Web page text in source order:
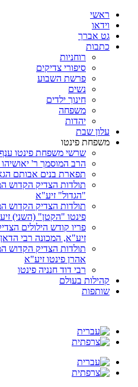
ראשי
וידאו
גט אברך
כתבות
רוחניות
סיפורי צדיקים
פרשת השבוע
נשים
חינוך ילדים
משפחה
יהדות
עלון שבת
משפחת פינטו
שרשי משפחת פינטו
הרב המוסמך ר' יאושיהו
תפארת בנים אבותם
תולדות הצדיק הקדוש
"הגדול" זיע"א
תולדות הצדיק הקדוש
פינטו "הקטן" (השני)
פריו קודש הילולים
זיע"א, המכונה רבי הדאן
תולדות הצדיק הקדוש
אהרן פינטו זיע"א
רבי דוד חנניה פינטו
קהילות בעולם
שותפות